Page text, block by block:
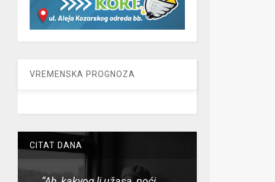
VREMENSKA PROGNOZA
CITAT DANA